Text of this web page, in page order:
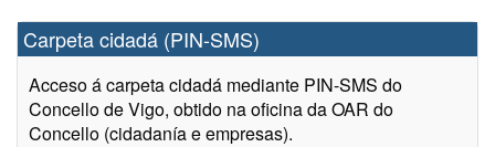
Carpeta cidadá (PIN-SMS)
Acceso á carpeta cidadá mediante PIN-SMS do
Concello de Vigo, obtido na oficina da OAR do
Concello (cidadanía e empresas).